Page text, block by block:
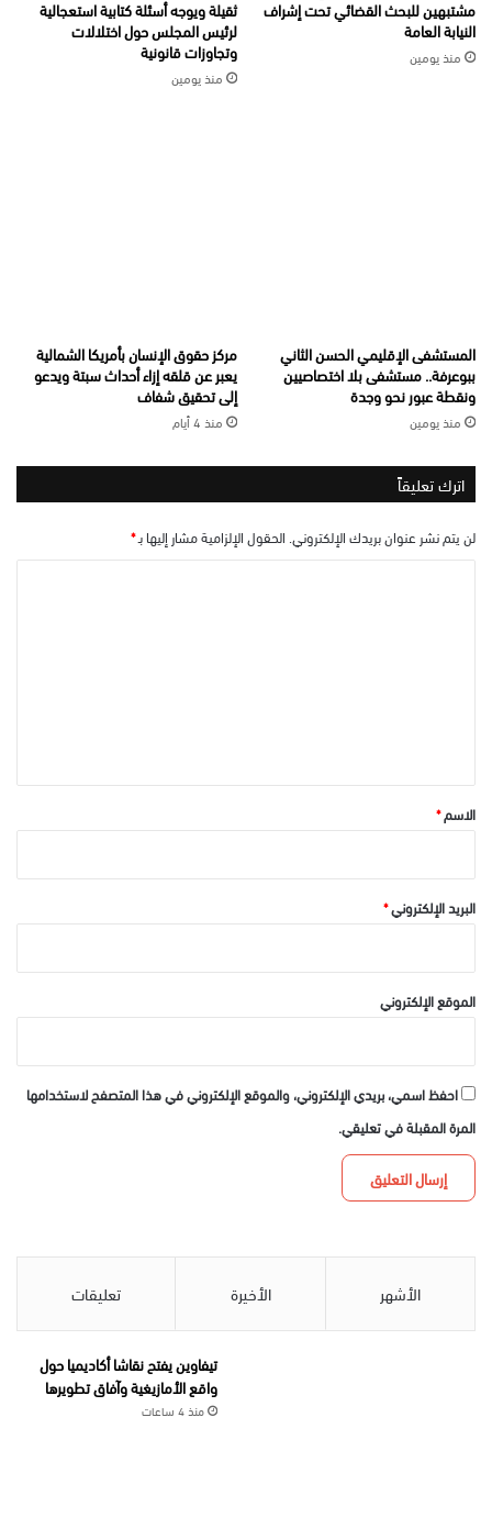
مشتبهين للبحث القضائي تحت إشراف
النيابة العامة
منذ يومين
ثقيلة ويوجه أسئلة كتابية استعجالية
لرئيس المجلس حول اختلالات
وتجاوزات قانونية
منذ يومين
المستشفى الإقليمي الحسن الثاني
ببوعرفة.. مستشفى بلا اختصاصيين
ونقطة عبور نحو وجدة
منذ يومين
مركز حقوق الإنسان بأمريكا الشمالية
يعبر عن قلقه إزاء أحداث سبتة ويدعو
إلى تحقيق شفاف
منذ 4 أيام
اترك تعليقاً
لن يتم نشر عنوان بريدك الإلكتروني. الحقول الإلزامية مشار إليها بـ*
*الاسم*
البريد الإلكتروني*
الموقع الإلكتروني
احفظ اسمي، بريدي الإلكتروني، والموقع الإلكتروني في هذا المتصفح لاستخدامها
المرة المقبلة في تعليقي.
الأشهر الأخيرة تعليقات
تيفاوين يفتح نقاشا أكاديميا حول
واقع الأمازيغية وآفاق تطويرها
منذ 4 ساعات